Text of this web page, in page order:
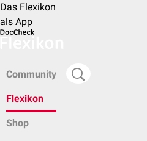
Das Flexikon
als App
Community
Flexikon
Shop